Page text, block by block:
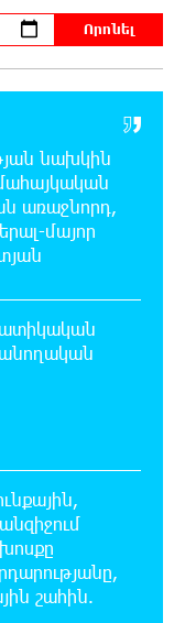
ու
չի
ճեղքերը
նոր
«Փաստ»
որակավորման
նախկին
առաջնորդ,
մայոր
շահին.